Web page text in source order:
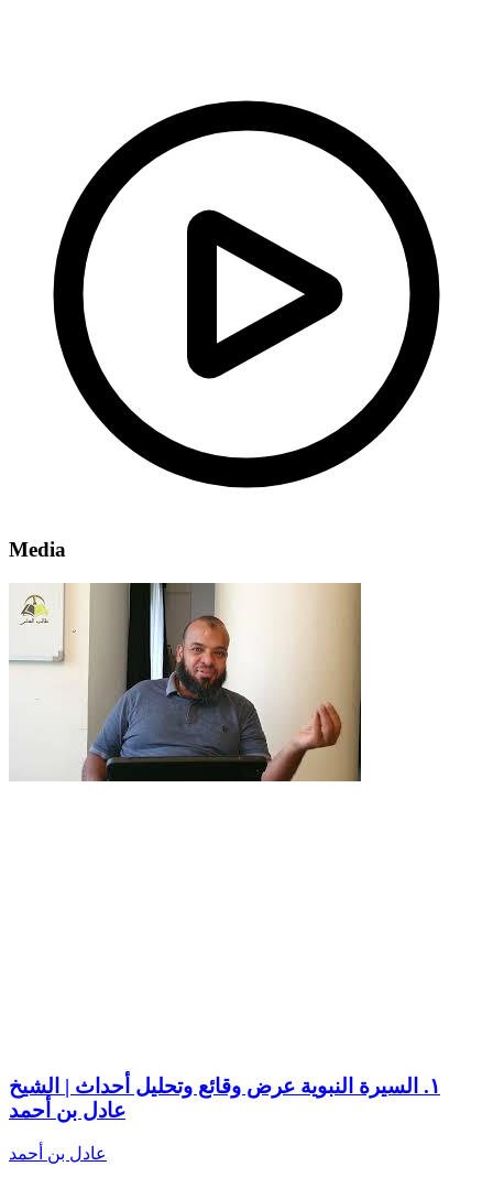
Media
١. السيرة النبوية عرض وقائع وتحليل أحداث | الشيخ
عادل بن أحمد
عادل بن أحمد